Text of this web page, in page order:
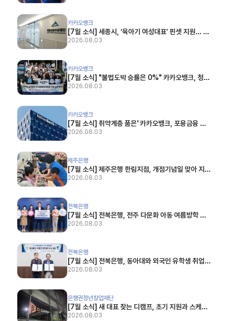
[7월 소식] 세종시, ‘육아기 여성대표’ 핀셋 지원… 카카오뱅크 손잡고 30억 보증 푼다 (위
카카오뱅크
[7월 소식] 세종시, ‘육아기 여성대표’ 핀셋 지원… 카
카오뱅크 손잡고 30억 보증 푼다 (위키트리, 2026.
2026.08.03
[7월 소식] "불법도박 승률은 0%" 카카오뱅크, 청소년 도박·금융피해 막는다 (파이낸셜
카카오뱅크
[7월 소식] "불법도박 승률은 0%" 카카오뱅크, 청소
년 도박·금융피해 막는다 (파이낸셜뉴스, 2026.07.
2026.08.03
[7월 소식] 취약계층 품은' 카카오뱅크, 포용금융 사회적 가치 32%↑ (한스경제,
카카오뱅크
[7월 소식] 취약계층 품은' 카카오뱅크, 포용금융 사
회적 가치 32%↑ (한스경제, 2026.07.01)
2026.08.03
[7월 소식] 제주은행 한림지점, 개점기념일 맞아 지역 어르신들과 따뜻한 나눔 (뉴스제주,
제주은행
[7월 소식] 제주은행 한림지점, 개점기념일 맞아 지역
어르신들과 따뜻한 나눔 (뉴스제주, 2026.07.03)
2026.08.03
[7월 소식] 전북은행, 전주 다문화 아동 여름방학 캠프에 1억 후원 (뉴시스, 2026.07.21)
전북은행
[7월 소식] 전북은행, 전주 다문화 아동 여름방학 캠
프에 1억 후원 (뉴시스, 2026.07.21)
2026.08.03
[7월 소식] 전북은행, 동아대와 외국인 유학생 취업·지역 정착 지원 맞손 (전북도민일보,
전북은행
[7월 소식] 전북은행, 동아대와 외국인 유학생 취업·
지역 정착 지원 맞손 (전북도민일보, 2026.07.23)
2026.08.03
[7월 소식] 새 대표 찾는 디캠프, 초기 지원과 스케일업 사이 (플래텀(Platum),
은행권청년창업재단
[7월 소식] 새 대표 찾는 디캠프, 초기 지원과 스케일
업 사이 (플래텀(Platum), 2026.07.24)
2026.08.03